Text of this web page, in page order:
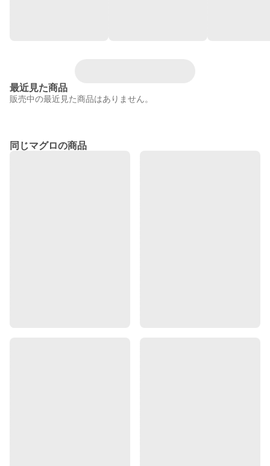
最近見た商品
販売中の最近見た商品はありません。
同じマグロの商品